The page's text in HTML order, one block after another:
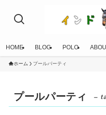
HOME BLOG POLO
ホーム プールパーティ
プールパーティ –